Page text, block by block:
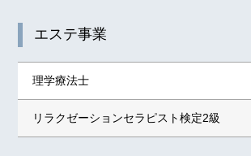
エステ事業
理学療法士
リラクゼーションセラピスト検定2級